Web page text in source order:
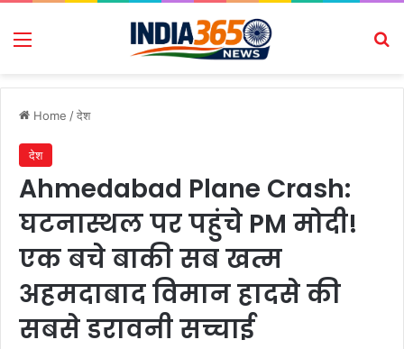
Menu
Home /देश
देश
Ahmedabad Plane Crash:
घटनास्थल पर पहुंचे PM मोदी!
एक बचे बाकी सब खत्म
अहमदाबाद विमान हादसे की
सबसे डरावनी सच्चाई